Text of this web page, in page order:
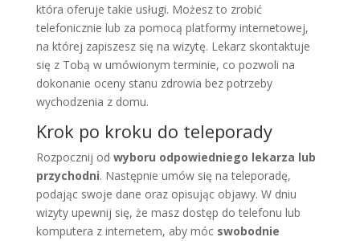
która oferuje takie usługi. Możesz to zrobić
telefonicznie lub za pomocą platformy internetowej,
na której zapiszesz się na wizytę. Lekarz skontaktuje
się z Tobą w umówionym terminie, co pozwoli na
dokonanie oceny stanu zdrowia bez potrzeby
wychodzenia z domu.
Krok po kroku do teleporady
Rozpocznij od wyboru odpowiedniego lekarza lub
przychodni. Następnie umów się na teleporadę,
podając swoje dane oraz opisując objawy. W dniu
wizyty upewnij się, że masz dostęp do telefonu lub
komputera z internetem, aby móc swobodnie